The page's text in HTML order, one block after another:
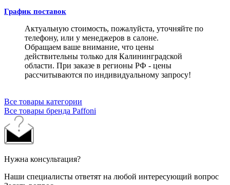
График поставок
Актуальную стоимость, пожалуйста, уточняйте по
телефону, или у менеджеров в салоне.
Обращаем ваше внимание, что цены
действительны только для Калининградской
области. При заказе в регионы РФ - цены
рассчитываются по индивидуальному запросу!
Все товары категории
Все товары бренда Paffoni
Нужна консультация?
Наши специалисты ответят на любой интересующий вопрос